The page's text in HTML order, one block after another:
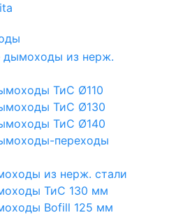
дымоходы из нерж.
ТиС Ø110
ТиС Ø130
ТиС Ø140
переходы
из нерж. стали
ТиС 130 мм
Bofill 125 мм